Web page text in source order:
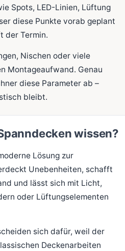
Spots, LED-Linien, Lüftung
diese Punkte vorab geplant
der Termin.
Nischen oder viele
Montageaufwand. Genau
diese Parameter ab –
bleibt.
wissen?
Lösung zur
Unebenheiten, schafft
und lässt sich mit Licht,
oder Lüftungselementen
sich dafür, weil der
Deckenarbeiten